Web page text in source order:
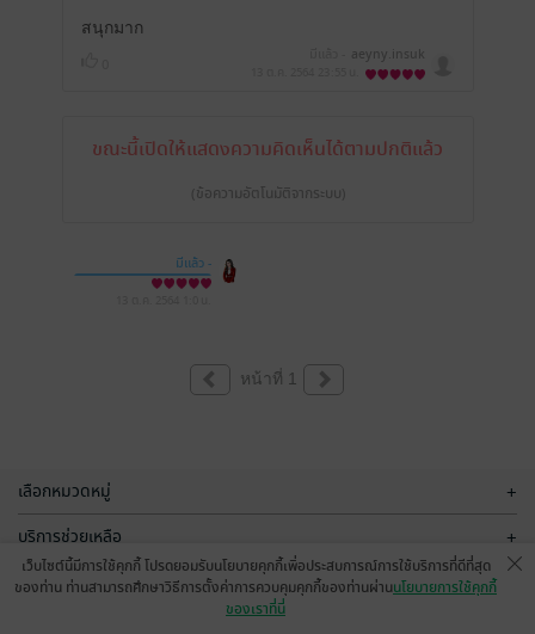
สนุกมาก
aeyny.insuk
ขณะนี้เปิดให้แสดงความคิดเห็นได้ตามปกติแล้ว
(ข้อความอัตโนมัติจากระบบ)
มีแล้ว -
Fangfang KhunKani
หน้าที่ 1
เลือกหมวดหมู่ +
บริการช่วยเหลือ +
เกี่ยวกับเรา
เว็บไซต์นี้มีการใช้คุกกี้ โปรดยอมรับนโยบายคุกกี้เพื่อประสบการณ์การใช้บริการที่ดีที่สุด
ของท่าน ท่านสามารถศึกษาวิธีการตั้งค่าการควบคุมคุกกี้ของท่านผ่านนโยบายการใช้คุกกี้
ของเราที่นี่